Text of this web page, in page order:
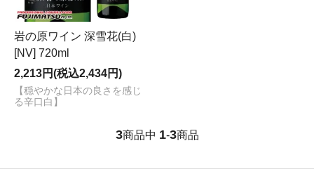
岩の原ワイン 深雪花(白)
[NV] 720ml
2,213円(税込2,434円)
【穏やかな日本の良さを感じ
る辛口白】
3商品中 1-3商品